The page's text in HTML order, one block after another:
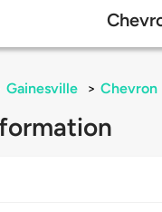
Gainesville > Chevron